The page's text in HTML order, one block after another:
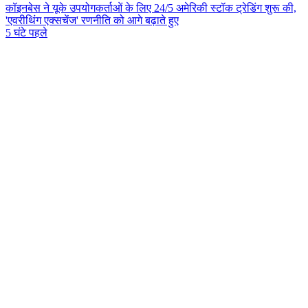
कॉइनबेस ने यूके उपयोगकर्ताओं के लिए 24/5 अमेरिकी स्टॉक ट्रेडिंग शुरू की,
'एवरीथिंग एक्सचेंज' रणनीति को आगे बढ़ाते हुए
5 घंटे पहले